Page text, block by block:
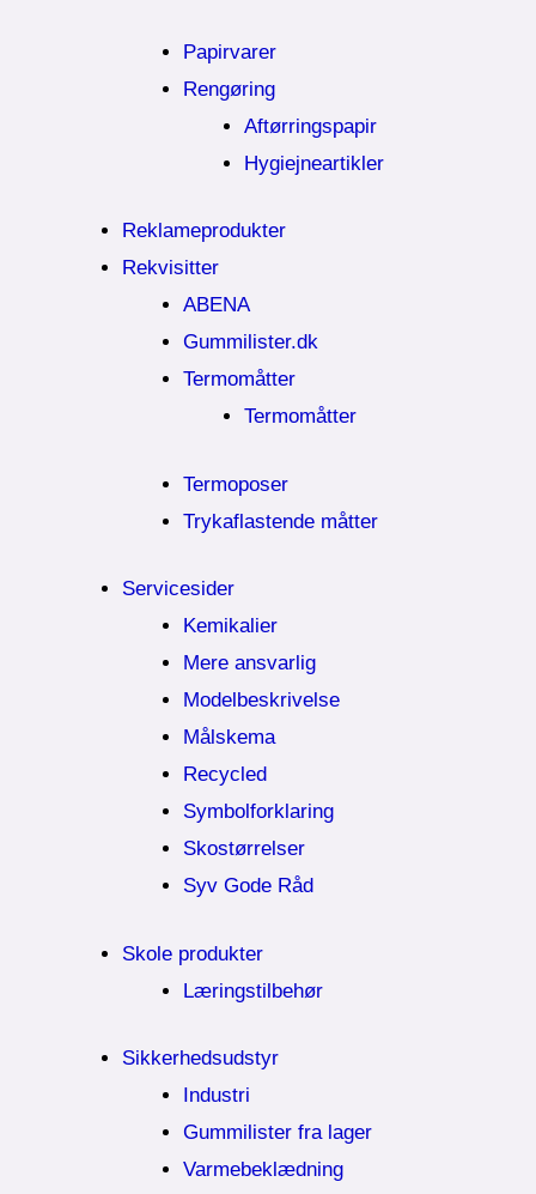
Papirvarer
Rengøring
Aftørringspapir
Hygiejneartikler
Reklameprodukter
Rekvisitter
ABENA
Gummilister.dk
Termomåtter
Termomåtter
Termoposer
Trykaflastende måtter
Servicesider
Kemikalier​
Mere ansvarlig
Modelbeskrivelse
Målskema
Recycled
Symbolforklaring
Skostørrelser
Syv Gode Råd
Skole produkter
Læringstilbehør
Sikkerhedsudstyr
Industri
Gummilister fra lager
Varmebeklædning